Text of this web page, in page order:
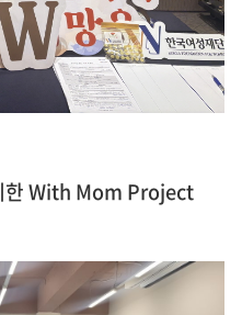
한 With Mom Project